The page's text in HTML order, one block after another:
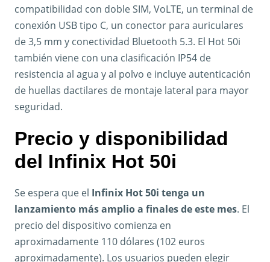
compatibilidad con doble SIM, VoLTE, un terminal de
conexión USB tipo C, un conector para auriculares
de 3,5 mm y conectividad Bluetooth 5.3. El Hot 50i
también viene con una clasificación IP54 de
resistencia al agua y al polvo e incluye autenticación
de huellas dactilares de montaje lateral para mayor
seguridad.
Precio y disponibilidad
del Infinix Hot 50i
Se espera que el Infinix Hot 50i tenga un
lanzamiento más amplio a finales de este mes. El
precio del dispositivo comienza en
aproximadamente 110 dólares (102 euros
aproximadamente). Los usuarios pueden elegir